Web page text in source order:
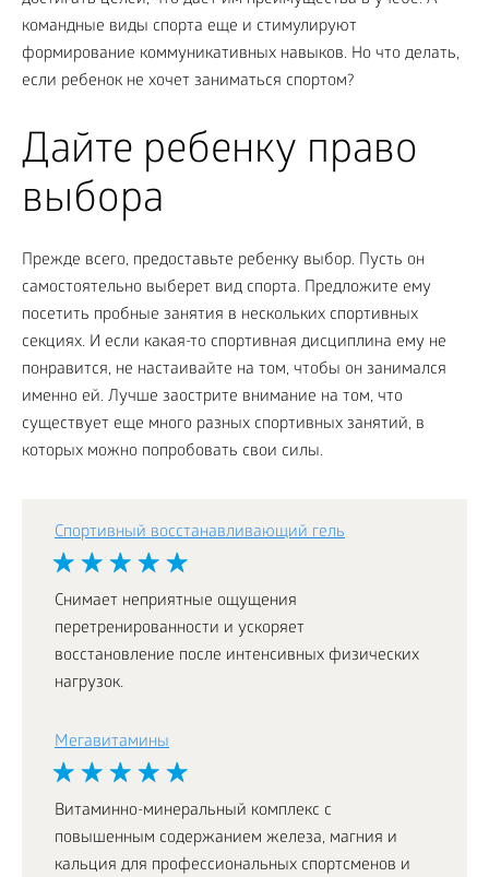
командные виды спорта еще и стимулируют
формирование коммуникативных навыков. Но что делать,
если ребенок не хочет заниматься спортом?
Дайте ребенку право
выбора
Прежде всего, предоставьте ребенку выбор. Пусть он
самостоятельно выберет вид спорта. Предложите ему
посетить пробные занятия в нескольких спортивных
секциях. И если какая-то спортивная дисциплина ему не
понравится, не настаивайте на том, чтобы он занимался
именно ей. Лучше заострите внимание на том, что
существует еще много разных спортивных занятий, в
которых можно попробовать свои силы.
Спортивный восстанавливающий гель
Снимает неприятные ощущения
перетренированности и ускоряет
восстановление после интенсивных физических
нагрузок.
Мегавитамины
Витаминно-минеральный комплекс с
повышенным содержанием железа, магния и
кальция для профессиональных спортсменов и